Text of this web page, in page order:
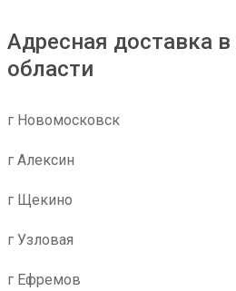
Адресная доставка
области
г Новомосковск
г Алексин
г Щекино
г Узловая
г Ефремов